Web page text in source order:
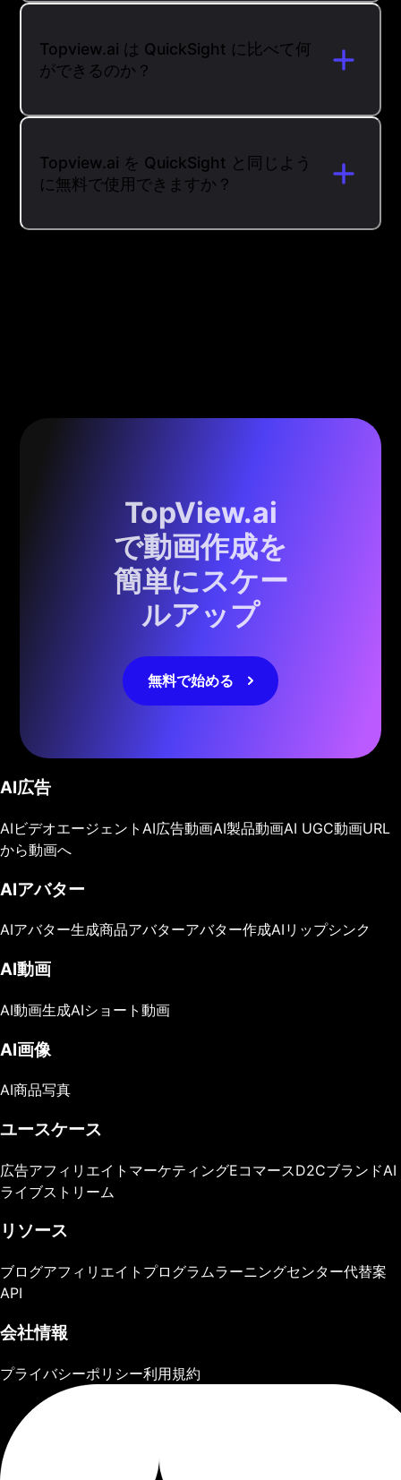
Topview.ai は QuickSight に比べて何
ができるのか？
Topview.ai を QuickSight と同じよう
に無料で使用できますか？
TopView.ai
で動画作成を
簡単にスケー
ルアップ
無料で始める
AI広告
AIビデオエージェント AI広告動画AI製品動画AI UGC動画URL
から動画へ
AIアバター
AIアバター生成商品アバターアバター作成AIリップシンク
AI動画
AI動画生成AIショート動画
AI画像
AI商品写真
ユースケース
広告アフィリエイトマーケティングEコマースD2CブランドAI
ライブストリーム
リソース
ブログアフィリエイトプログラムラーニングセンター代替案
API
会社情報
プライバシーポリシー利用規約